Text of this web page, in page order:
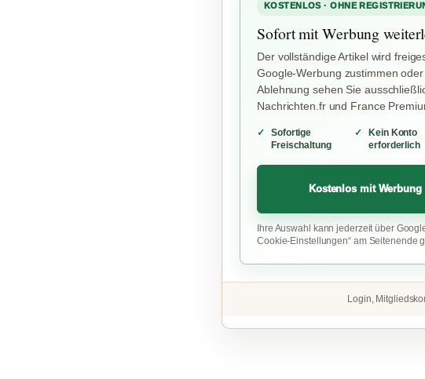
KOSTENLOS · OHNE
Sofort mit Werbung
Der vollständige Artikel wird
Google-Werbung zustimmen
Ablehnung sehen Sie
Nachrichten.fr und France
Sofortige
Freischaltung
Kein Konto
erforderlich
Kostenlos mit
Ihre Auswahl kann jederzeit über
Cookie-Einstellungen“ am Seitenende
Login,